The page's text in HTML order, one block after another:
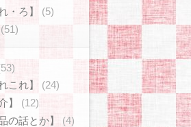
・ろ】
(5)
(51)
これ】
(24)
】
(12)
の話とか】
(4)